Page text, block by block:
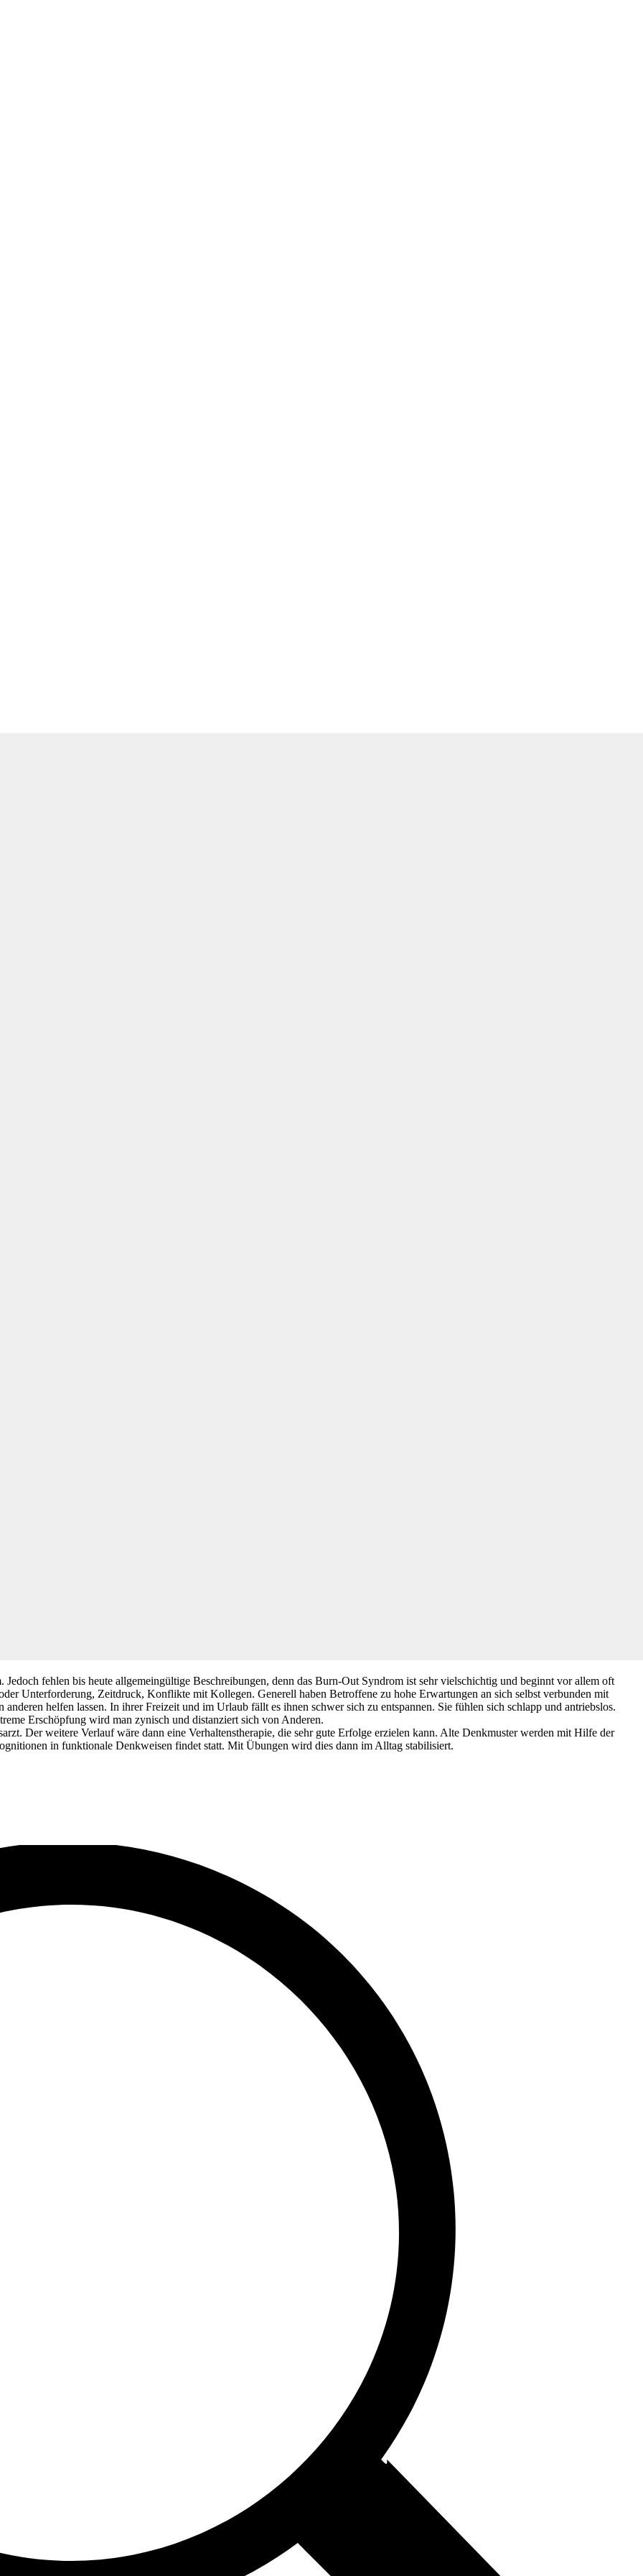
fehlen bis heute allgemeingültige Beschreibungen, denn das Burn-Out Syndrom ist sehr vielschichtig und beginnt vor allem oft
Unterforderung, Zeitdruck, Konflikte mit Kollegen. Generell haben Betroffene zu hohe Erwartungen an sich selbst verbunden mit
helfen lassen. In ihrer Freizeit und im Urlaub fällt es ihnen schwer sich zu entspannen. Sie fühlen sich schlapp und antriebslos.
Erschöpfung wird man zynisch und distanziert sich von Anderen.
Der weitere Verlauf wäre dann eine Verhaltenstherapie, die sehr gute Erfolge erzielen kann. Alte Denkmuster werden mit Hilfe der
in funktionale Denkweisen findet statt. Mit Übungen wird dies dann im Alltag stabilisiert.